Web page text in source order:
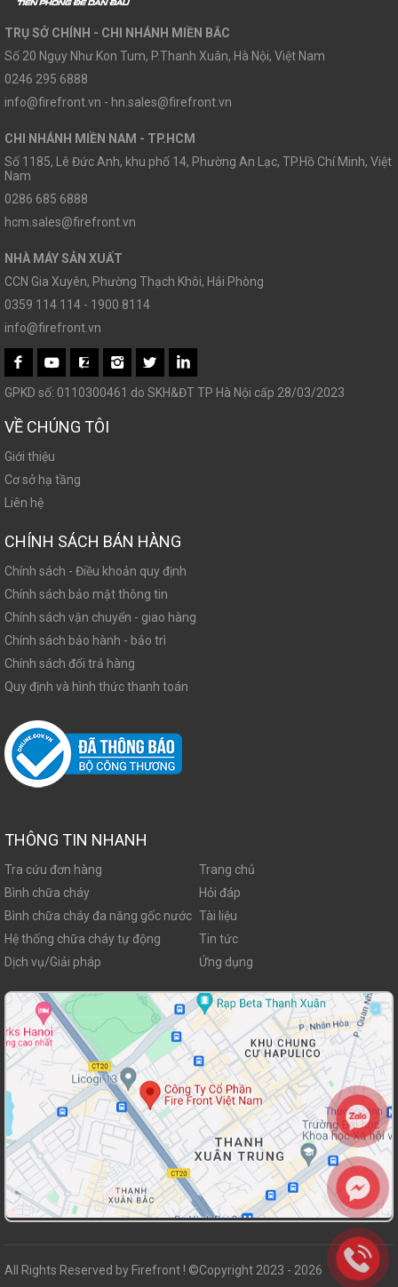
TRỤ SỞ CHÍNH - CHI NHÁNH MIỀN BẮC
Số 20 Ngụy Như Kon Tum, P.Thanh Xuân, Hà Nội, Việt Nam
0246 295 6888
info@firefront.vn - hn.sales@firefront.vn
CHI NHÁNH MIỀN NAM - TP.HCM
Số 1185, Lê Đức Anh, khu phố 14, Phường An Lạc, TP.Hồ Chí Minh, Việt
Nam
0286 685 6888
hcm.sales@firefront.vn
NHÀ MÁY SẢN XUẤT
CCN Gia Xuyên, Phường Thạch Khôi, Hải Phòng
0359 114 114 - 1900 8114
info@firefront.vn
GPKD số: 0110300461 do SKH&ĐT TP Hà Nội cấp 28/03/2023
VỀ CHÚNG TÔI
Giới thiệu
Cơ sở hạ tầng
Liên hệ
CHÍNH SÁCH BÁN HÀNG
Chính sách - Điều khoản quy định
Chính sách bảo mật thông tin
Chính sách vận chuyển - giao hàng
Chính sách bảo hành - bảo trì
Chính sách đổi trả hàng
Quy định và hình thức thanh toán
THÔNG TIN NHANH
Tra cứu đơn hàng
Trang chủ
Bình chữa cháy
Hỏi đáp
Bình chữa cháy đa năng gốc nước Tài liệu
Hệ thống chữa cháy tự động
Tin tức
Dịch vụ/Giải pháp
Ứng dụng
All Rights Reserved by Firefront ! ©Copyright 2023 - 2026